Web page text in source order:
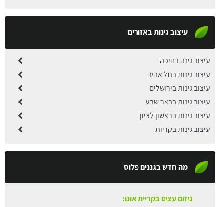
עיצוב גינות באזורים
עיצוב גינה בחיפה
עיצוב גינות בתל אביב
עיצוב גינות בירושלים
עיצוב גינות בבאר שבע
עיצוב גינות בראשון לציון
עיצוב גינות בקריות
מה חדש בגננים פלוס